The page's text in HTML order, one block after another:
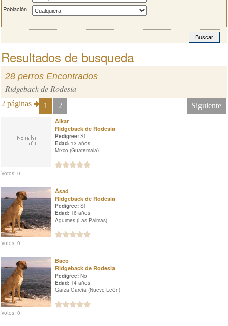
Población
Resultados de busqueda
28 perros Encontrados
Ridgeback de Rodesia
2 páginas 1 2 Siguiente
Aikar
Ridgeback de Rodesia
Pedigree: Si
Edad: 13 años
Mixco (Guatemala)
Votos: 0
Ásad
Ridgeback de Rodesia
Pedigree: Si
Edad: 16 años
Agüimes (Las Palmas)
Votos: 0
Baco
Ridgeback de Rodesia
Pedigree: No
Edad: 14 años
Garza García (Nuevo León)
Votos: 0